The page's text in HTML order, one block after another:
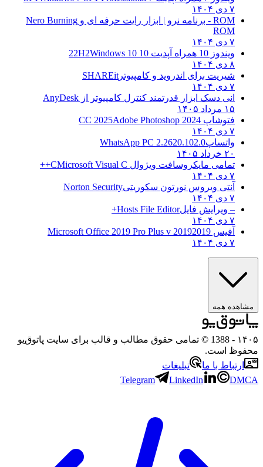
۷ دی ۱۴۰۴
ROM - برنامه نرو | ابزار رایت حرفه ای و
Nero Burning
ROM
۷ دی ۱۴۰۴
ویندوز 10 همراه آپدیت 10 22H2
Windows 10
۸ دی ۱۴۰۴
شیریت برای اندروید و کامپیوتر SHAREit
۷ دی ۱۴۰۴
انی دسک ابزار قدرتمند کنترل کامپیوتر از AnyDesk
۱۵ مرداد ۱۴۰۵
فتوشاپ CC 2025 Adobe Photoshop 2024
۷ دی ۱۴۰۴
واتساپWhatsApp PC 2.2620.102.0
۲۰ خرداد ۱۴۰۵
تمامی مایکروسافت ویژوال C Microsoft Visual C++
۷ دی ۱۴۰۴
آنتی ویروس نورتون سکوریتیNorton Security
۷ دی ۱۴۰۴
– ویرایش فایلHosts File Editor+
۷ دی ۱۴۰۴
آفیس 2019 2019 Microsoft Office 2019 Pro Plus v
۷ دی ۱۴۰۴
مشاهده همه
۱۴۰۵
- 1388 © تمامی حقوق مطالب و قالب برای سایت پاتوق‌یو
محفوظ است.
ارتباط با ما
تبلیغات
Telegram
LinkedIn DMCA